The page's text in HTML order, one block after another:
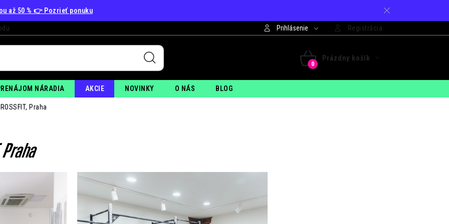
až 50 % 👉 Pozrieť ponuku
Prihlásenie Registrácia
NÁKUPNÝ
KOŠÍK
Prázdny košík
NÁRADIA AKCIE NOVINKY O NÁS BLOG
Praha
Praha